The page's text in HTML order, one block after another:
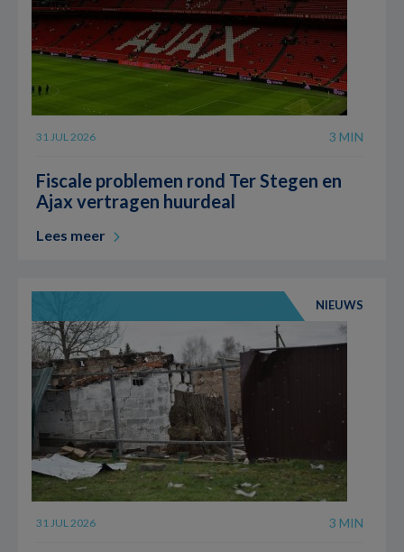
31 JUL 2026 3 MIN
Fiscale problemen rond Ter Stegen en
Ajax vertragen huurdeal
Lees meer
NIEUWS
31 JUL 2026 3 MIN